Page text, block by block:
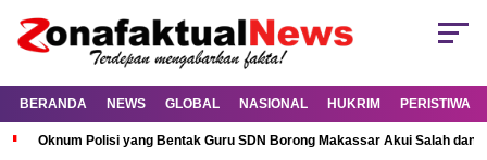
BERANDA NEWS GLOBAL NASIONAL HUKRIM PERISTIWA
Oknum Polisi yang Bentak Guru SDN Borong Makassar Akui Salah dan